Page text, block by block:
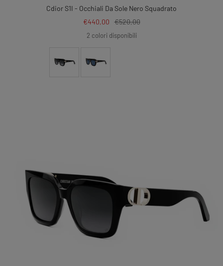
Cdior S1I - Occhiali Da Sole Nero Squadrato
Prezzo
di
€440,00 Prezzo
regolare
€520,00
2 colori disponibili